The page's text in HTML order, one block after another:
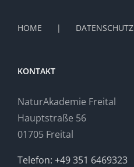
HOME DATENSCHUTZ
KONTAKT
NaturAkademie Freital
Hauptstraße 56
01705 Freital
Telefon: +49 351 6469323